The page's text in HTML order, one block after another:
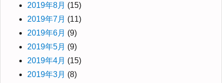
2019年8月 (15)
2019年7月 (11)
2019年6月 (9)
2019年5月 (9)
2019年4月 (15)
2019年3月 (8)